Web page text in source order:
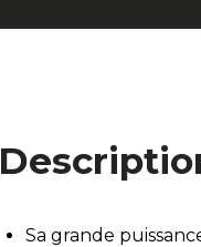
Sa grande